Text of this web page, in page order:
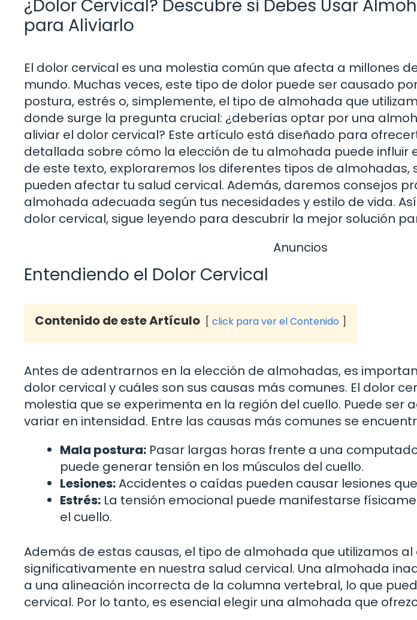
¿Dolor Cervical? Descubre si Debes Usar
para Aliviarlo
El dolor cervical es una molestia común que afecta a millones
mundo. Muchas veces, este tipo de dolor puede ser causado
postura, estrés o, simplemente, el tipo de almohada que
donde surge la pregunta crucial: ¿deberías optar por una
aliviar el dolor cervical? Este artículo está diseñado para
detallada sobre cómo la elección de tu almohada puede influir
de este texto, exploraremos los diferentes tipos de almohadas,
pueden afectar tu salud cervical. Además, daremos consejos
almohada adecuada según tus necesidades y estilo de vida.
dolor cervical, sigue leyendo para descubrir la mejor solución
Anuncios
Entendiendo el Dolor Cervical
Contenido de este Artículo click para ver el Contenido
Antes de adentrarnos en la elección de almohadas, es
dolor cervical y cuáles son sus causas más comunes. El dolor
molestia que se experimenta en la región del cuello. Puede ser
variar en intensidad. Entre las causas más comunes se
Mala postura: Pasar largas horas frente a una
puede generar tensión en los músculos del cuello.
Lesiones:Accidentes o caídas pueden causar lesiones
Estrés: La tensión emocional puede manifestarse
el cuello.
Además de estas causas, el tipo de almohada que utilizamos
significativamente en nuestra salud cervical. Una almohada
a una alineación incorrecta de la columna vertebral, lo que
cervical. Por lo tanto, es esencial elegir una almohada que